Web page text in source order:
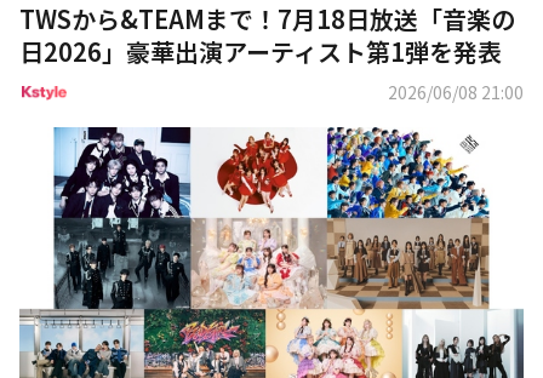
TWSから&TEAMまで！7月18日放送「音楽の
日2026」豪華出演アーティスト第1弾を発表
2026/06/08 21:00